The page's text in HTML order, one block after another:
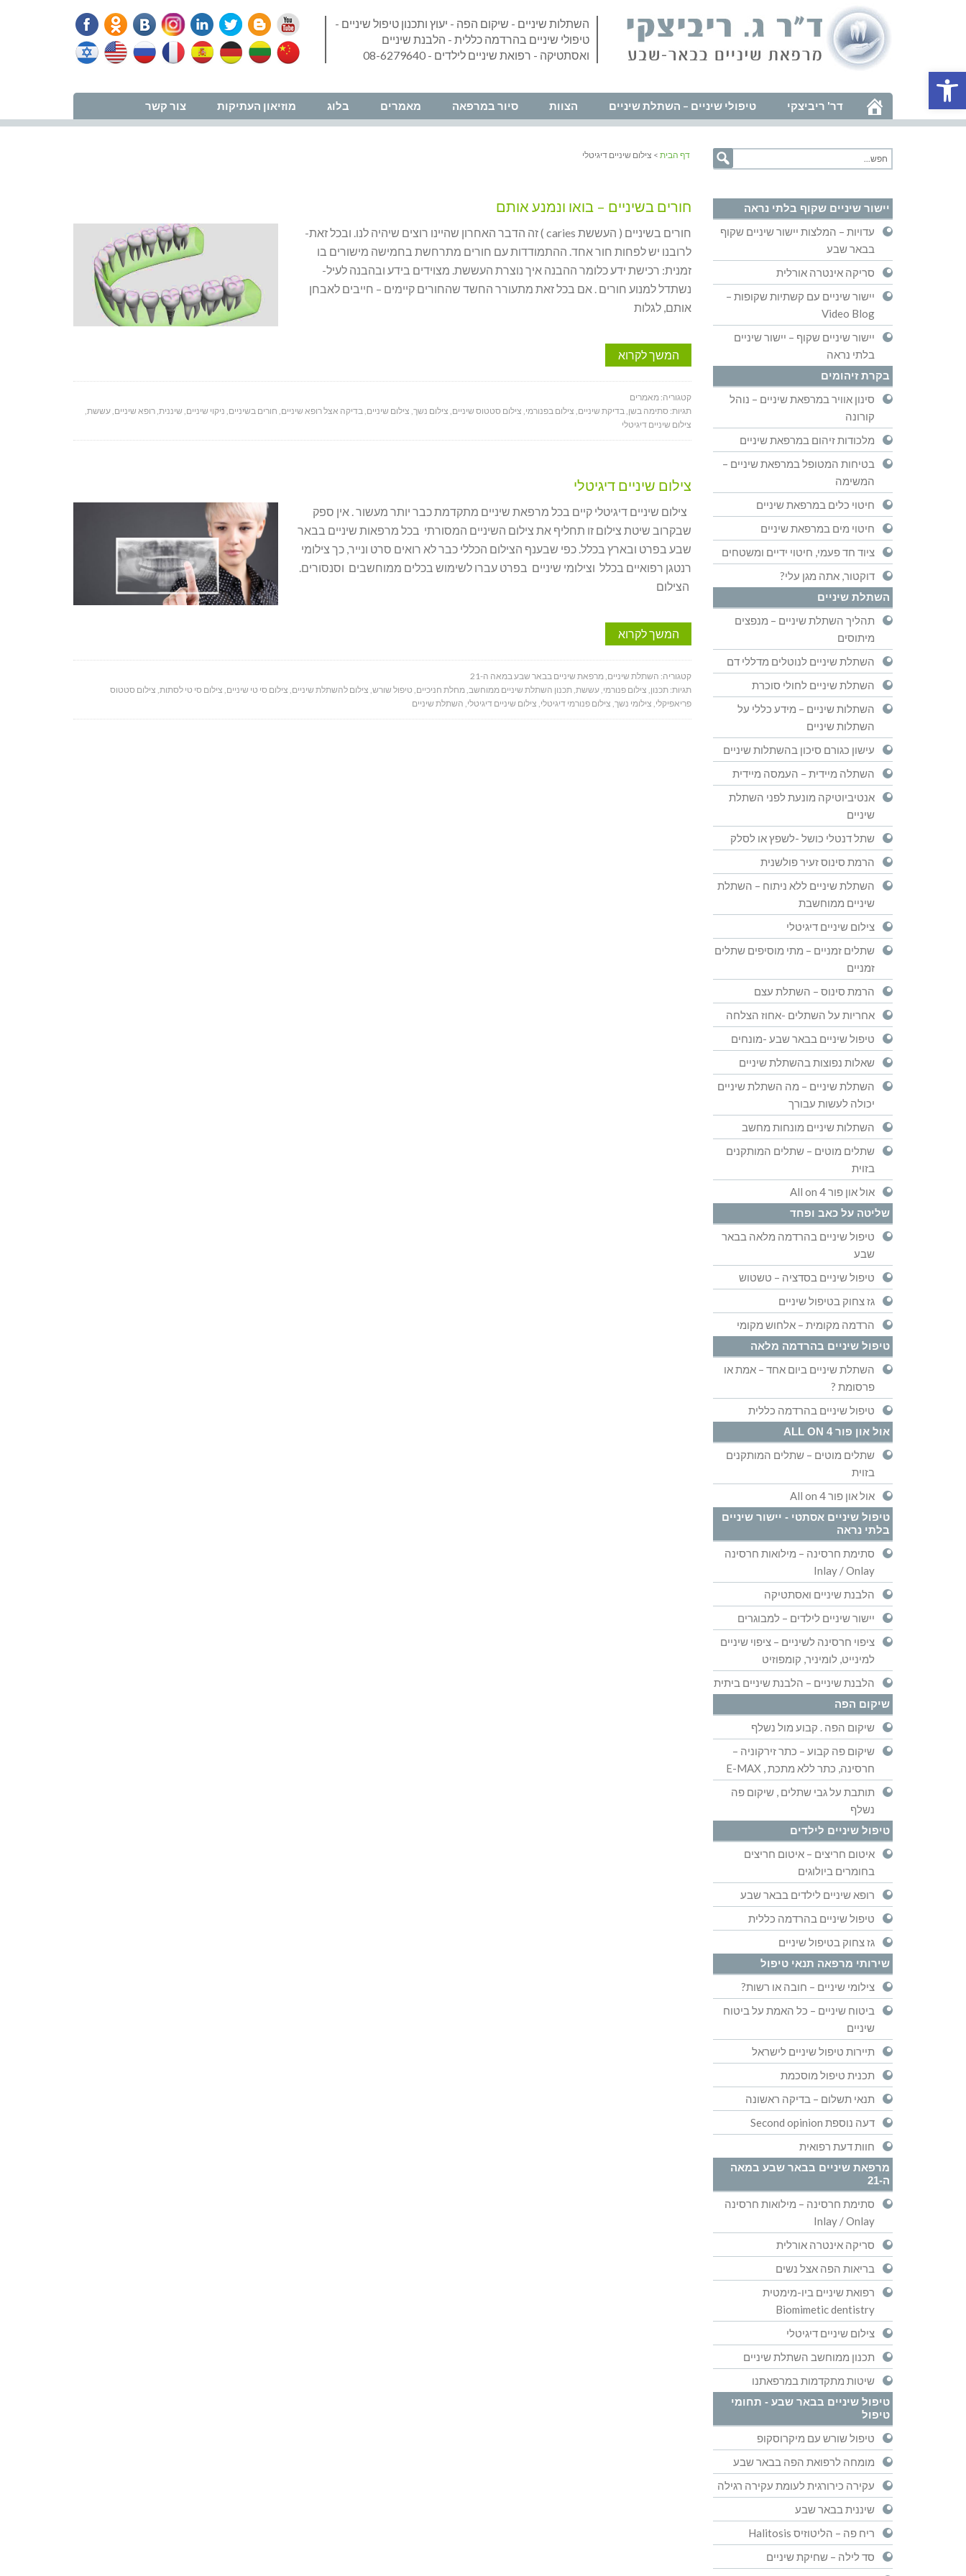
פתח סרגל נגישות
השתלות שיניים - שיקום הפה - יעוץ ותכנון טיפול שיניים -
טיפולי שיניים בהרדמה כללית - הלבנת שיניים
ואסתטיקה - רפואת שיניים לילדים - 08-6279640
דר' ריביצקי טיפולי שיניים – השתלת שיניים הצוות סיור במרפאה מאמרים בלוג מוזיאון העתיקות צור קשר
דף הבית > צילום שיניים דיגיטלי
חורים בשיניים – בואו ונמנע אותם
חורים בשיניים ( העששת caries ) זה הדבר האחרון שהיינו רוצים שיהיה לנו. ובכל זאת-
לרובנו יש לפחות חור אחד. ההתמודדות עם חורים מתרחשת בחמישה מישורים בו
זמנית: רכישת ידע כלומר ההבנה איך נוצרת העששת. מצוידים בידע ובהבנה לעיל-
נשתדל למנוע חורים . אם בכל זאת מתעורר החשד שהחורים קיימים – חייבים לאבחן
אותם, לגלות
המשך לקרוא
קטגוריה: מאמרים
תגיות: סתימה בשן בדיקת שיניים צילום בפנורמי צילום סטטוס שיניים צילום נשך צילום שיניים בדיקה אצל רופא שיניים חורים בשיניים ניקוי שיניים שיננית רופא שיניים עששת
צילום שיניים דיגיטלי
צילום שיניים דיגיטלי
צילום שיניים דיגיטלי קיים בכל מרפאת שיניים מתקדמת כבר יותר מעשור . אין ספק
שבקרוב שיטת צילום זו תחליף את צילום השיניים המסורתי בכל מרפאות שיניים בבאר
שבע בפרט ובארץ בכלל. כפי שבענף הצילום הכללי כבר לא רואים סרט ונייר, כך צילומי
רנטגן רפואיים בכלל וצילומי שיניים בפרט עברו לשימוש בכלים ממוחשבים וסנסורים.
הצילום
המשך לקרוא
קטגוריה: השתלת שיניים מרפאת שיניים בבאר שבע במאה ה-21
תגיות: תכנון צילום פנורמי עששת תכנון השתלת שיניים ממוחשב מחלת חניכיים טיפול שורש צילום להשתלת שיניים צילום סי טי שיניים צילום סי טי לסתות צילום סטטוס
פריאפיקלי צילומי נשך צילום פנורמי דיגיטלי צילום שיניים דיגיטלי השתלת שיניים
יישור שיניים שקוף בלתי נראה
עדויות – המלצות יישור שיניים שקוף
בבאר שבע
סריקה אינטרה אורלית
יישור שיניים עם קשתיות שקופות –
Video Blog
יישור שיניים שקוף – יישור שיניים
בלתי נראה
בקרת זיהומים
סינון אוויר במרפאת שיניים – נוהל
קורונה
מלכודות זיהום במרפאת שיניים
בטיחות המטופל במרפאת שיניים –
המשימה
חיטוי כלים במרפאת שיניים
חיטוי מים במרפאת שיניים
ציוד חד פעמי, חיטוי ידיים ומשטחים
דוקטור, אתה מגן עלי?
השתלת שיניים
תהליך השתלת שיניים – מנפצים
מיתוסים
השתלת שיניים לנוטלים מדללי דם
השתלת שיניים לחולי סוכרת
השתלות שיניים – מידע כללי על
השתלות שיניים
עישון כגורם סיכון בהשתלות שיניים
השתלה מיידית – העמסה מיידית
אנטיביוטיקה מונעת לפני השתלת
שיניים
שתל דנטלי כושל -לשפץ או לסלק
הרמת סינוס זעיר פולשנית
השתלת שיניים ללא ניתוח – השתלת
שיניים ממוחשבת
צילום שיניים דיגיטלי
שתלים זמניים – מתי מוסיפים שתלים
זמניים
הרמת סינוס – השתלת עצם
אחריות על השתלים -אחוז הצלחה
טיפול שיניים בבאר שבע -מונחים
שאלות נפוצות בהשתלת שיניים
השתלת שיניים – מה השתלת שיניים
יכולה לעשות עבורך
השתלות שיניים מונחות מחשב
שתלים מוטים – שתלים המותקנים
בזוית
אול און פור All on 4
שליטה על כאב ופחד
טיפול שיניים בהרדמה מלאה בבאר
שבע
טיפול שיניים בסדציה – טשטוש
גז צחוק בטיפול שיניים
הרדמה מקומית – אלחוש מקומי
טיפול שיניים בהרדמה מלאה
השתלת שיניים ביום אחד – אמת או
פרסומת ?
טיפול שיניים בהרדמה כללית
אול און פור ALL ON 4
שתלים מוטים – שתלים המותקנים
בזוית
אול און פור All on 4
טיפול שיניים אסתטי - יישור שיניים
בלתי נראה
סתימת חרסינה – מילואות חרסינה
Inlay / Onlay
הלבנת שיניים ואסתטיקה
יישור שיניים לילדים – למבוגרים
ציפוי חרסינה לשיניים – ציפוי שיניים
למינייט, לומיניר, קומפוזיט
הלבנת שיניים – הלבנת שיניים ביתית
שיקום הפה
שיקום הפה . קבוע מול נשלף
שיקום פה קבוע – כתר זירקוניה –
חרסינה, כתר ללא מתכת , E-MAX
תותבת על גבי שתלים , שיקום פה
נשלף
טיפול שיניים לילדים
איטום חריצים – איטום חריצים
בחומרים ביולוגים
רופא שיניים לילדים בבאר שבע
טיפול שיניים בהרדמה כללית
גז צחוק בטיפול שיניים
שירותי מרפאה תנאי טיפול
צילומי שיניים – חובה או רשות?
ביטוח שיניים – כל האמת על ביטוח
שיניים
תיירות טיפול שיניים לישראל
תכנית טיפול מוסכמת
תנאי תשלום – בדיקה ראשונה
דעה נוספת Second opinion
חוות דעת רפואית
מרפאת שיניים בבאר שבע במאה
ה-21
סתימת חרסינה – מילואות חרסינה
Inlay / Onlay
סריקה אינטרה אורלית
בריאות הפה אצל נשים
רפואת שיניים ביו-מימטית
Biomimetic dentistry
צילום שיניים דיגיטלי
תכנון ממוחשב השתלת שיניים
שיטות מתקדמות במרפאתנו
טיפול שיניים בבאר שבע - תחומי
טיפול
טיפול שורש עם מיקרוסקופ
מומחה לרפואת הפה בבאר שבע
עקירה כירורגית לעומת עקירה רגילה
שיננית בבאר שבע
ריח פה – הליטוזיס Halitosis
סד לילה – שחיקת שיניים